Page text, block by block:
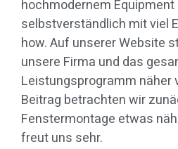
hochmodernem Equipment
selbstverständlich mit viel
how. Auf unserer Website
unsere Firma und das
Leistungsprogramm näher
Beitrag betrachten wir
Fenstermontage etwas
freut uns sehr.